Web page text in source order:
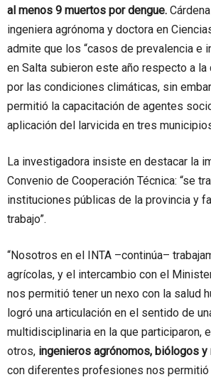
al menos 9 muertos por dengue.
ingeniera agrónoma y doctora en
admite que los “casos de prevalencia e
en Salta subieron este año respecto a la
por las condiciones climáticas, sin
permitió la capacitación de agentes
aplicación del larvicida en tres
La investigadora insiste en destacar la
Convenio de Cooperación Técnica: “se
instituciones públicas de la provincia y
trabajo”.
“Nosotros en el INTA –continúa–
agrícolas, y el intercambio con el
nos permitió tener un nexo con la salud
logró una articulación en el sentido de
multidisciplinaria en la que participaron,
otros, ingenieros agrónomos, biólogos y
con diferentes profesiones nos permitió